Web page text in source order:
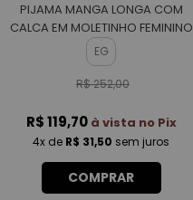
PIJAMA MANGA LONGA COM
CALCA EM MOLETINHO FEMININO
EG
R$ 252,00
R$ 119,70 à vista no Pix
4x de R$ 31,50 sem juros
COMPRAR